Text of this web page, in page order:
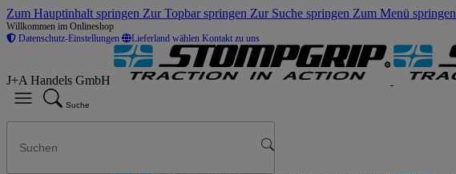
Zum Hauptinhalt springen Zur Topbar springen Zur Suche springen Zum Menü springen
Willkommen im Onlineshop
Datenschutz-Einstellungen
Lieferland wählen Kontakt zu uns
J+A Handels GmbH
Suche